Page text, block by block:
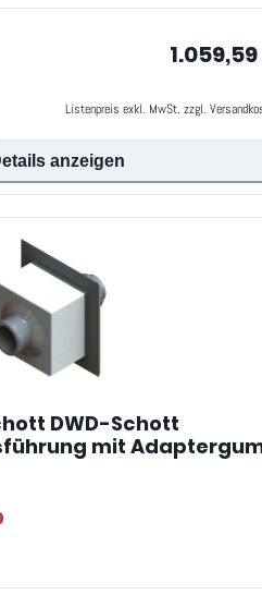
Listenpreis exkl. MwSt. zzgl.
anzeigen
DWD-Schott
mit